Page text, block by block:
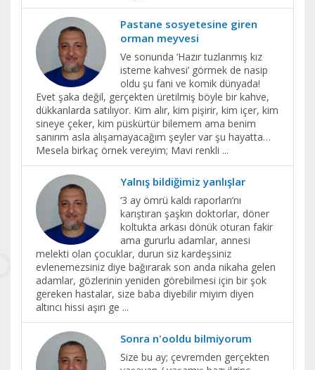
Pastane sosyetesine giren
orman meyvesi
Ve sonunda ‘Hazır tuzlanmış kız
isteme kahvesi’ görmek de nasip
oldu şu fani ve komik dünyada!
Evet şaka değil, gerçekten üretilmiş böyle bir kahve,
dükkanlarda satılıyor. Kim alır, kim pişirir, kim içer, kim
sineye çeker, kim püskürtür bilemem ama benim
sanırım asla alışamayacağım şeyler var şu hayatta…
Mesela birkaç örnek vereyim; Mavi renkli ...
Yalnış bildiğimiz yanlışlar
‘3 ay ömrü kaldı raporları’nı
karıştıran şaşkın doktorlar, döner
koltukta arkası dönük oturan fakir
ama gururlu adamlar, annesi
melekti olan çocuklar, durun siz kardeşsiniz
evlenemezsiniz diye bağırarak son anda nikaha gelen
adamlar, gözlerinin yeniden görebilmesi için bir şok
gereken hastalar, size baba diyebilir miyim diyen
altıncı hissi aşırı ge ...
Sonra n'ooldu bilmiyorum
Size bu ay; çevremden gerçekten